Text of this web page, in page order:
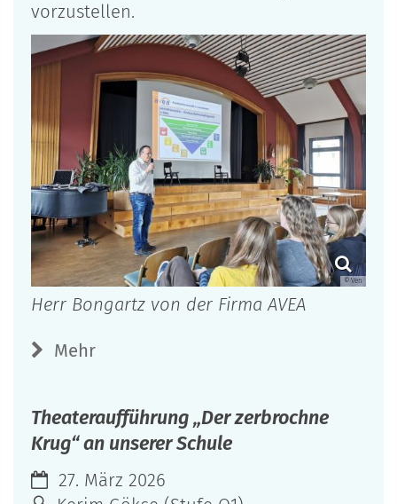
vorzustellen.
© Ven
Herr Bongartz von der Firma AVEA
Mehr
Theateraufführung „Der zerbrochne
Krug“ an unserer Schule
27. März 2026